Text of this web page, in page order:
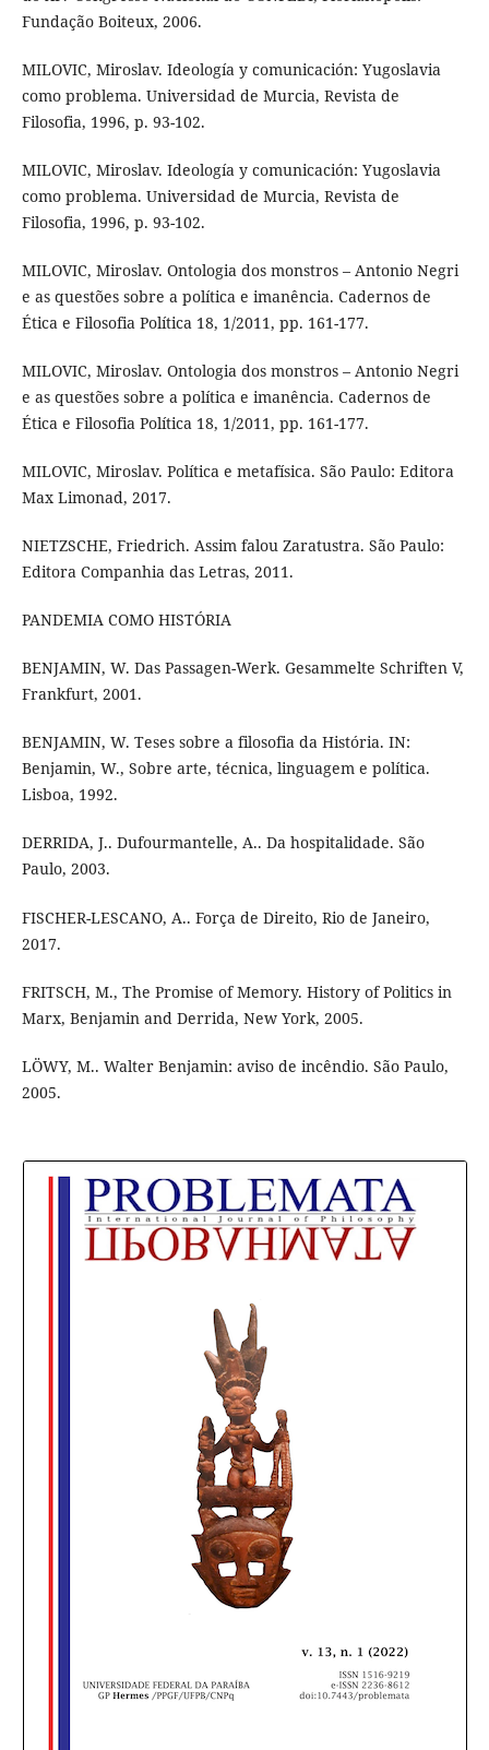
Fundação Boiteux, 2006.
MILOVIC, Miroslav. Ideología y comunicación: Yugoslavia
como problema. Universidad de Murcia, Revista de
Filosofia, 1996, p. 93-102.
MILOVIC, Miroslav. Ideología y comunicación: Yugoslavia
como problema. Universidad de Murcia, Revista de
Filosofia, 1996, p. 93-102.
MILOVIC, Miroslav. Ontologia dos monstros – Antonio Negri
e as questões sobre a política e imanência. Cadernos de
Ética e Filosofia Política 18, 1/2011, pp. 161-177.
MILOVIC, Miroslav. Ontologia dos monstros – Antonio Negri
e as questões sobre a política e imanência. Cadernos de
Ética e Filosofia Política 18, 1/2011, pp. 161-177.
MILOVIC, Miroslav. Política e metafísica. São Paulo: Editora
Max Limonad, 2017.
NIETZSCHE, Friedrich. Assim falou Zaratustra. São Paulo:
Editora Companhia das Letras, 2011.
PANDEMIA COMO HISTÓRIA
BENJAMIN, W. Das Passagen-Werk. Gesammelte Schriften V,
Frankfurt, 2001.
BENJAMIN, W. Teses sobre a filosofia da História. IN:
Benjamin, W., Sobre arte, técnica, linguagem e política.
Lisboa, 1992.
DERRIDA, J.. Dufourmantelle, A.. Da hospitalidade. São
Paulo, 2003.
FISCHER-LESCANO, A.. Força de Direito, Rio de Janeiro,
2017.
FRITSCH, M., The Promise of Memory. History of Politics in
Marx, Benjamin and Derrida, New York, 2005.
LÖWY, M.. Walter Benjamin: aviso de incêndio. São Paulo,
2005.